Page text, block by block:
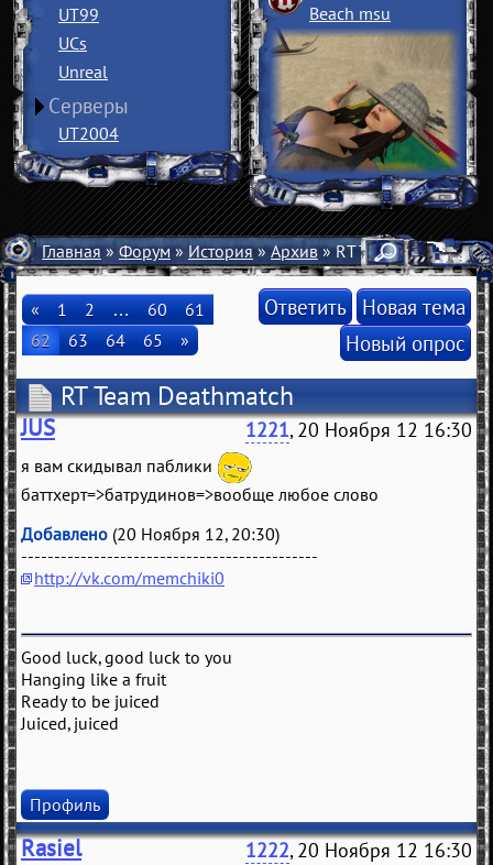
UT99
UCs
Unreal
Серверы
UT2004
Beach msu
Главная»Форум»История»Архив» RT Team Deathmatch
« 1 2 … 60
61
62
63 64 65 »
Ответить Новая тема
Новый опрос
RT Team Deathmatch
JUS 1221, 20 Ноября 12 16:30
я вам скидывал паблики
баттхерт=>батрудинов=>вообще любое слово
Добавлено (20 Ноября 12, 20:30)
---------------------------------------------
http://vk.com/memchiki0
Good luck, good luck to you
Hanging like a fruit
Ready to be juiced
Juiced, juiced
Профиль
Rasiel 1222, 20 Ноября 12 16:30